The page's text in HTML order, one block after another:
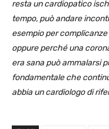
resta un cardiopatico
tempo, può andare
esempio per
oppure perché una
era sana può ammalarsi
fondamentale che
abbia un cardiologo di